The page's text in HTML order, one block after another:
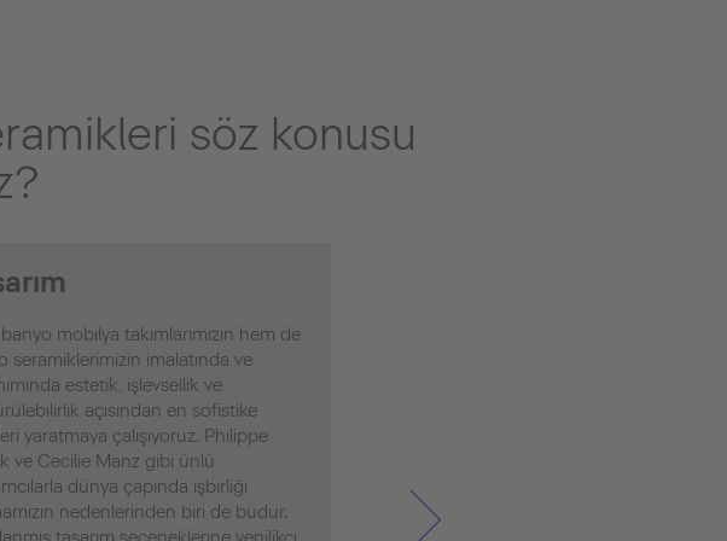
söz konusu
mobilya takımlarımızın hem de
seramiklerimizin imalatında ve
estetik, işlevsellik ve
açısından en sofistike
yaratmaya çalışıyoruz. Philippe
ve Cecilie Manz gibi ünlü
dünya çapında işbirliği
nedenlerinden biri de budur.